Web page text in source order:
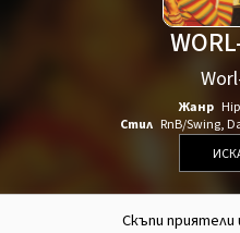
Жанр
Стил RnB/Swing,
Скъпи приятели